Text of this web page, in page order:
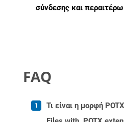
σύνδεσης και
FAQ
Τι είναι η μορφή